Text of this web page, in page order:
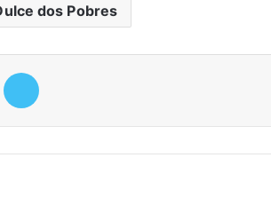
dos Pobres
Facebook